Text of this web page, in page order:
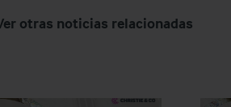
otras noticias relacionadas